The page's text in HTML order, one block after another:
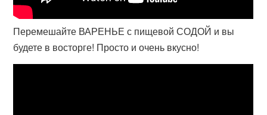
Перемешайте ВАРЕНЬЕ с пищевой СОДОЙ и вы
будете в восторге! Просто и очень вкусно!